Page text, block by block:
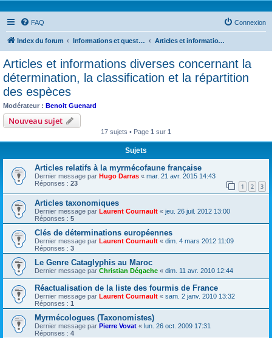
FAQ Connexion
Index du forum Informations et questions taxonomiques Articles et informations diverses concernant la détermination, la classification et la répartition des espèces
Articles et informations diverses concernant la
détermination, la classification et la répartition
des espèces
Modérateur : Benoit Guenard
Nouveau sujet
17 sujets • Page 1 sur 1
Sujets
Articles relatifs à la myrmécofaune française
Dernier message par Hugo Darras « mar. 21 avr. 2015 14:43
Réponses : 23 1 2 3
Articles taxonomiques
Dernier message par Laurent Cournault « jeu. 26 juil. 2012 13:00
Réponses : 5
Clés de déterminations européennes
Dernier message par Laurent Cournault « dim. 4 mars 2012 11:09
Réponses : 3
Le Genre Cataglyphis au Maroc
Dernier message par Christian Dégache « dim. 11 avr. 2010 12:44
Réactualisation de la liste des fourmis de France
Dernier message par Laurent Cournault « sam. 2 janv. 2010 13:32
Réponses : 1
Myrmécologues (Taxonomistes)
Dernier message par Pierre Vovat « lun. 26 oct. 2009 17:31
Réponses : 4